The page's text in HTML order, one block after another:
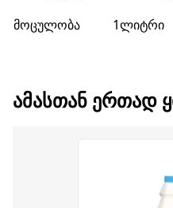
მოცულობა 1ლიტრი
ᲐᲛᲐᲡᲗᲐᲜ ᲔᲠᲗᲐᲓ